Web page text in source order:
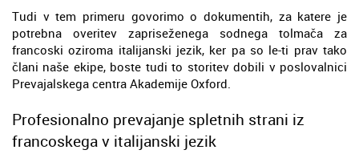
Tudi v tem primeru govorimo o dokumentih, za katere je
potrebna overitev zapriseženega sodnega tolmača za
francoski oziroma italijanski jezik, ker pa so le-ti prav tako
člani naše ekipe, boste tudi to storitev dobili v poslovalnici
Prevajalskega centra Akademije Oxford.
Profesionalno prevajanje spletnih strani iz
francoskega v italijanski jezik